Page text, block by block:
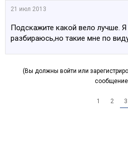
21 июл 2013
Подскажите какой вело лучше.
разбираюсь,но такие мне по
(Вы должны войти или
1 2 3